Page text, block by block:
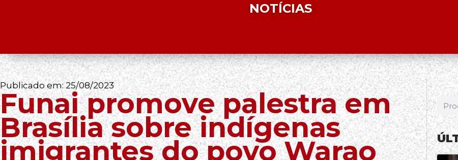
NOTÍCIAS
Publicado em:25/08/2023
Funai promove palestra em
Brasília sobre indígenas
imigrantes do povo Warao